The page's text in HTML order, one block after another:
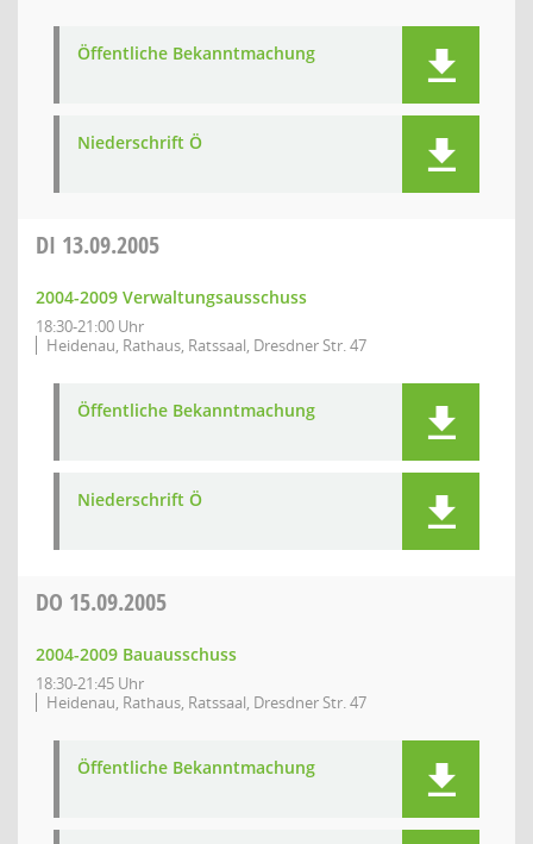
Öffentliche Bekanntmachung
Niederschrift Ö
DI 13.09.2005
2004-2009 Verwaltungsausschuss
18:30-21:00 Uhr
Heidenau, Rathaus, Ratssaal, Dresdner Str. 47
Öffentliche Bekanntmachung
Niederschrift Ö
DO 15.09.2005
2004-2009 Bauausschuss
18:30-21:45 Uhr
Heidenau, Rathaus, Ratssaal, Dresdner Str. 47
Öffentliche Bekanntmachung